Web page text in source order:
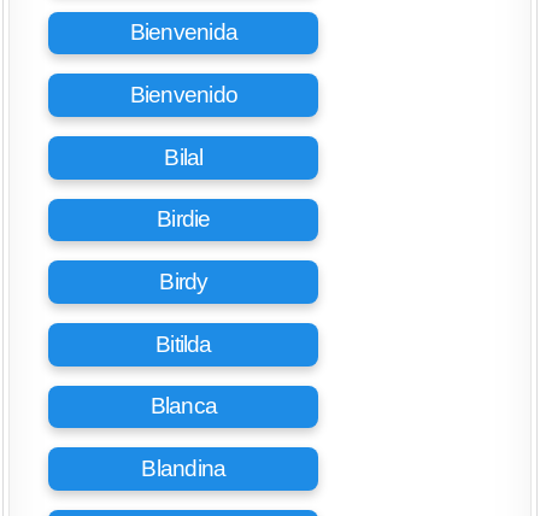
Bienvenida
Bienvenido
Bilal
Birdie
Birdy
Bitilda
Blanca
Blandina